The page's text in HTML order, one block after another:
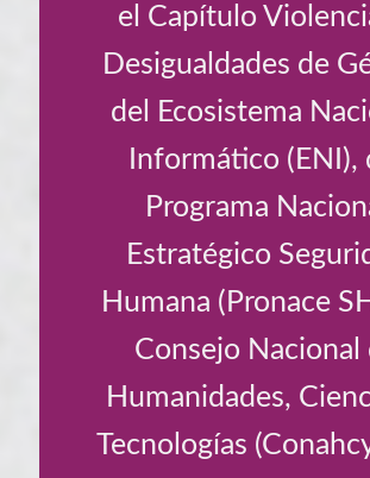
el Capítulo
Desigualdades de
del Ecosistema
Informático (ENI),
Programa
Estratégico
Humana (Pronace
Consejo Nacional
Humanidades,
Tecnologías